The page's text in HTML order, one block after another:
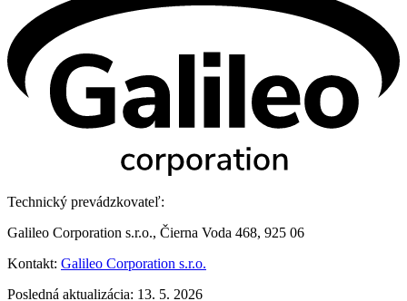
Technický prevádzkovateľ:
Galileo Corporation s.r.o., Čierna Voda 468, 925 06
Kontakt: Galileo Corporation s.r.o.
Posledná aktualizácia: 13. 5. 2026